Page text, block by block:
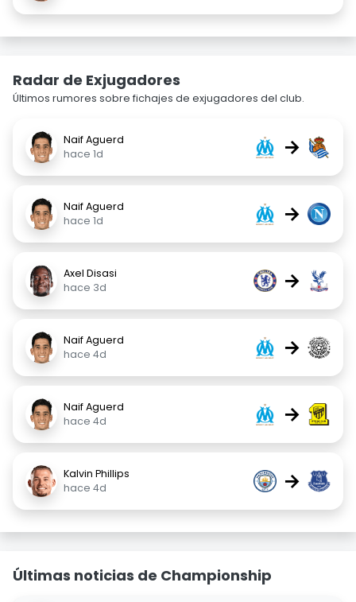
Radar de Exjugadores
Últimos rumores sobre fichajes de exjugadores del club.
Naif Aguerd
hace 1d
→
Naif Aguerd
hace 1d
→
Axel Disasi
hace 3d
→
Naif Aguerd
hace 4d
→
Naif Aguerd
hace 4d
→
Kalvin Phillips
hace 4d
→
Últimas noticias de Championship